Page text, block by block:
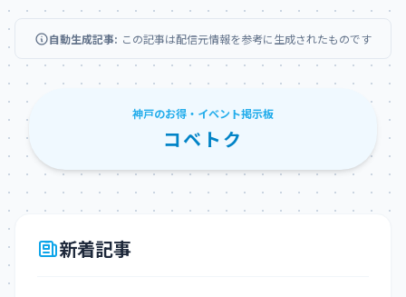
自動生成記事: この記事は配信元情報を参考に生成されたものです
神戸のお得・イベント掲示板
コベトク
新着記事